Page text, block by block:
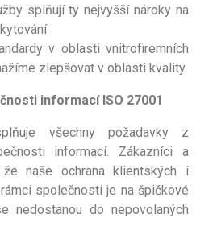
splňují ty nejvyšší nároky na
v oblasti vnitrofiremních
zlepšovat v oblasti kvality.
informací ISO 27001
všechny požadavky z
informací. Zákazníci a
naše ochrana klientských i
společnosti je na špičkové
nedostanou do nepovolaných